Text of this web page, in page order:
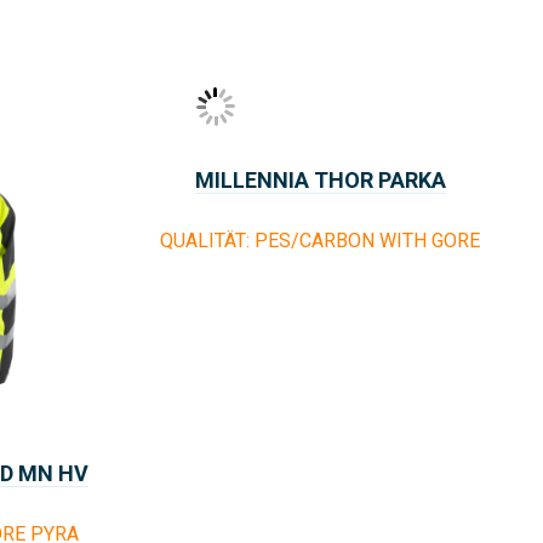
MN HV
PYRA
MILLENNIA THOR PARKA
QUALITÄT: PES/CARBON WITH GORE